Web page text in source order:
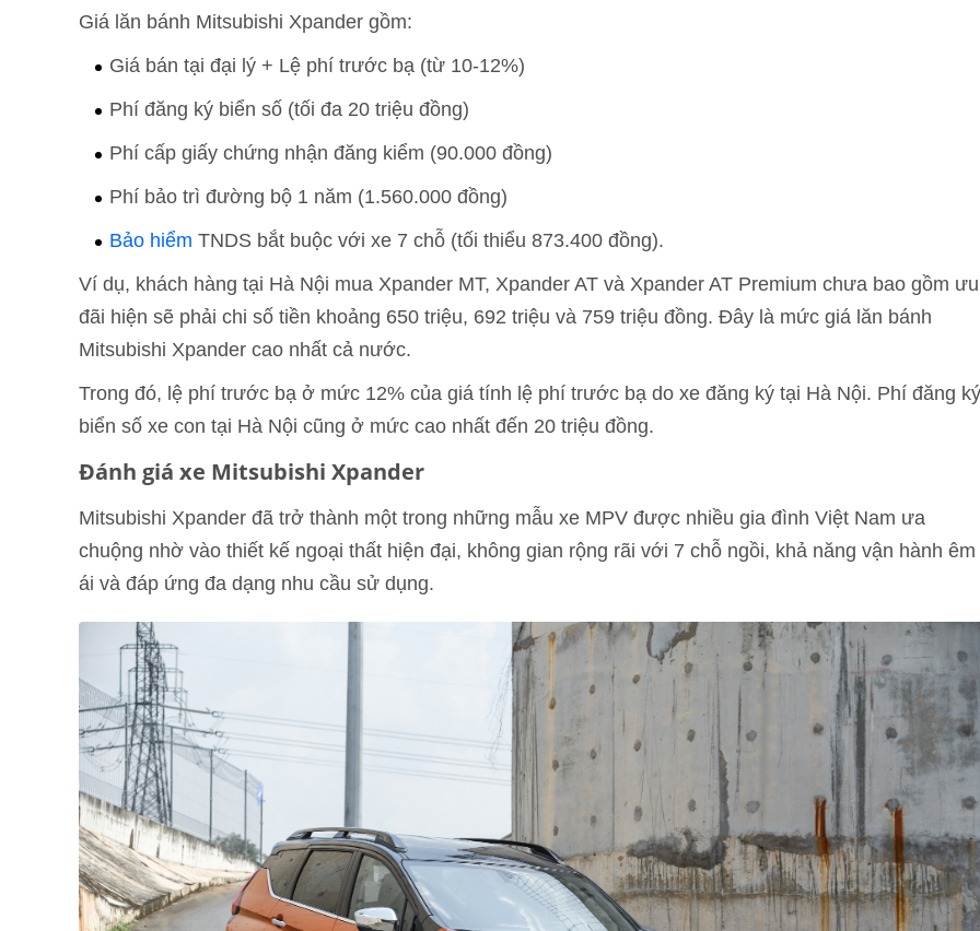
Giá lăn bánh Mitsubishi Xpander gồm:
Giá bán tại đại lý + Lệ phí trước bạ (từ 10-12%)
Phí đăng ký biển số (tối đa 20 triệu đồng)
Phí cấp giấy chứng nhận đăng kiểm (90.000 đồng)
Phí bảo trì đường bộ 1 năm (1.560.000 đồng)
Bảo hiểm TNDS bắt buộc với xe 7 chỗ (tối thiểu 873.400 đồng).
Ví dụ, khách hàng tại Hà Nội mua Xpander MT, Xpander AT và Xpander AT Premium chưa bao gồm ưu
đãi hiện sẽ phải chi số tiền khoảng 650 triệu, 692 triệu và 759 triệu đồng. Đây là mức giá lăn bánh
Mitsubishi Xpander cao nhất cả nước.
Trong đó, lệ phí trước bạ ở mức 12% của giá tính lệ phí trước bạ do xe đăng ký tại Hà Nội. Phí đăng ký
biển số xe con tại Hà Nội cũng ở mức cao nhất đến 20 triệu đồng.
Đánh giá xe Mitsubishi Xpander
Mitsubishi Xpander đã trở thành một trong những mẫu xe MPV được nhiều gia đình Việt Nam ưa
chuộng nhờ vào thiết kế ngoại thất hiện đại, không gian rộng rãi với 7 chỗ ngồi, khả năng vận hành êm
ái và đáp ứng đa dạng nhu cầu sử dụng.